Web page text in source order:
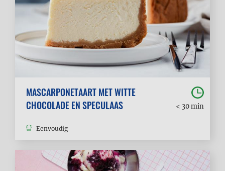
MASCARPONETAART MET WITTE
CHOCOLADE EN SPECULAAS
< 30 min
Eenvoudig